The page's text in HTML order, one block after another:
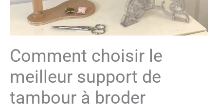
Comment choisir le
meilleur support de
tambour à broder